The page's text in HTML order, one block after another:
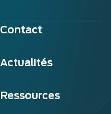
Contact
Actualités
Ressources